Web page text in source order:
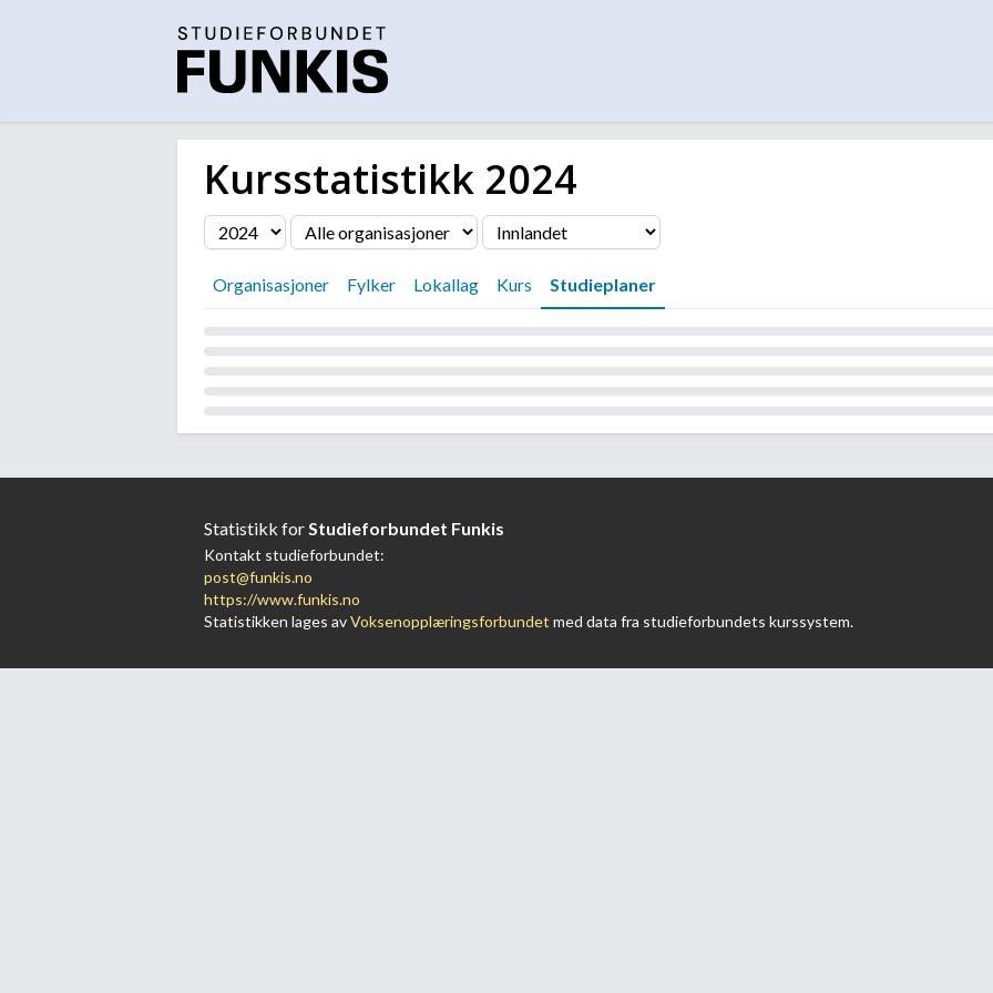
Kursstatistikk 2024
Filter
Organisasjoner Fylker Lokallag Kurs Studieplaner
Statistikk for Studieforbundet Funkis
Kontakt studieforbundet:
post@funkis.no
https://www.funkis.no
Statistikken lages avVoksenopplæringsforbundet med data fra studieforbundets kurssystem.